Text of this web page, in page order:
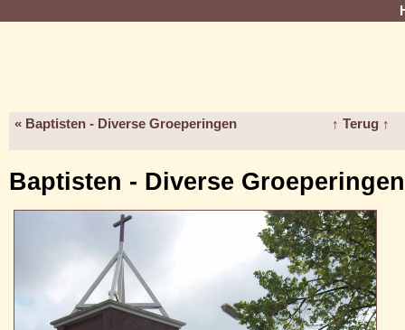
« Baptisten - Diverse Groeperingen ↑ Terug ↑
Baptisten - Diverse Groeperingen